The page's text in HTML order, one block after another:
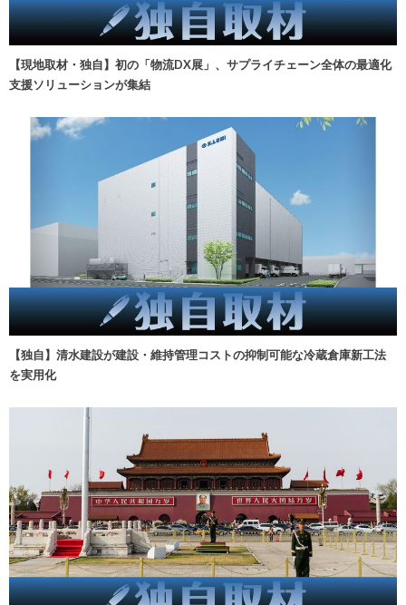
【現地取材・独自】初の「物流DX展」、サプライチェーン全体の最適化
支援ソリューションが集結
【独自】清水建設が建設・維持管理コストの抑制可能な冷蔵倉庫新工法
を実用化